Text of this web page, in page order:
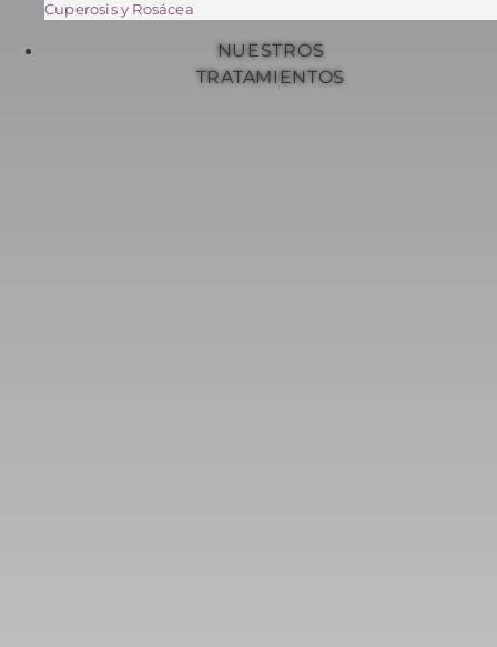
Cuperosis y Rosácea
NUESTROS
TRATAMIENTOS